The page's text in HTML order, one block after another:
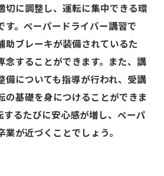
切に調整し、運転に集中できる環
す。ペーパードライバー講習で
助ブレーキが装備されているた
念することができます。また、講
備についても指導が行われ、受講
の基礎を身につけることができま
するたびに安心感が増し、ペーパ
が近づくことでしょう。